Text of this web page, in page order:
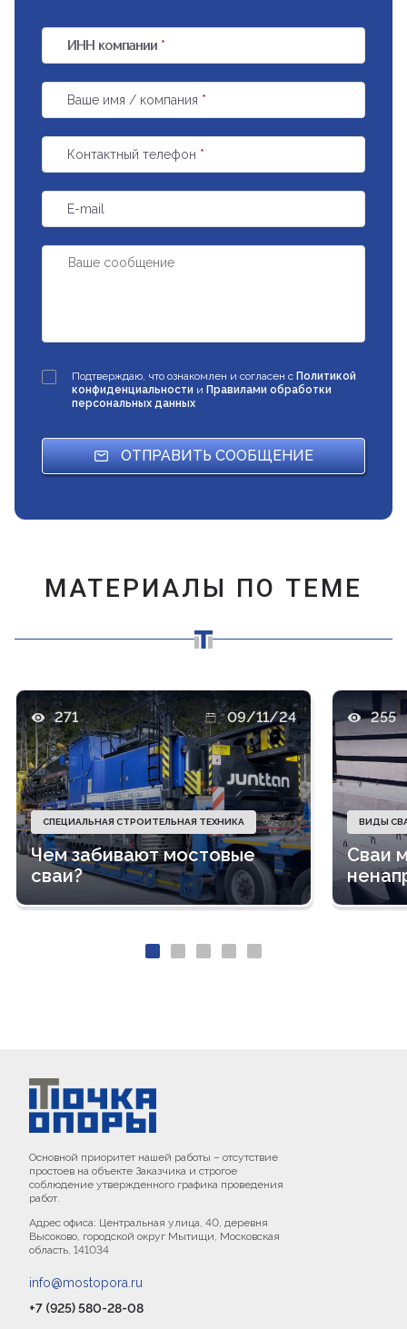
ИНН компании *
Ваше имя / компания *
Контактный телефон *
E-mail
Подтверждаю, что ознакомлен и согласен с Политикой
конфиденциальности и Правилами обработки
персональных данных
ОТПРАВИТЬ СООБЩЕНИЕ
МАТЕРИАЛЫ ПО ТЕМЕ
271 09/11/24
СПЕЦИАЛЬНАЯ СТРОИТЕЛЬНАЯ ТЕХНИКА
Чем забивают мостовые
сваи?
255
ВИДЫ
Сваи
Основной приоритет нашей работы – отсутствие
простоев на объекте Заказчика и строгое
соблюдение утвержденного графика проведения
работ.
Адрес офиса: Центральная улица, 40, деревня
Высоково, городской округ Мытищи, Московская
область, 141034
info@mostopora.ru
+7 (925) 580-28-08